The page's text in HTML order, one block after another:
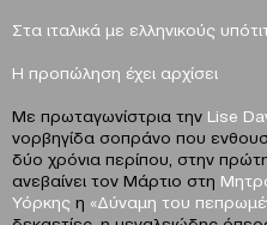
Στα ιταλικά με ελληνικούς
Η προπώληση έχει αρχίσει
Με πρωταγωνίστρια την Lise
νορβηγίδα σοπράνο που
δύο χρόνια περίπου, στην
ανεβαίνει τον Μάρτιο στη
Υόρκης η «Δύναμη του